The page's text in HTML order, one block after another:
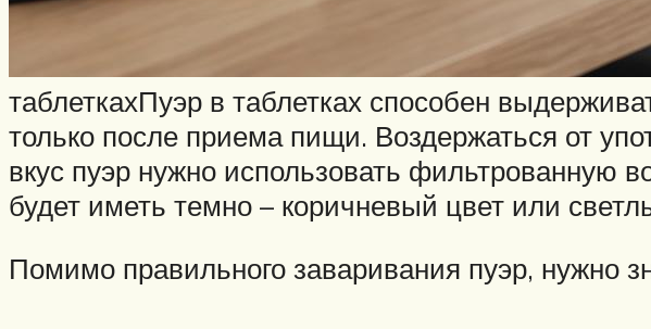
таблеткахПуэр в таблетках способен
только после приема пищи. Воздержаться от
вкус пуэр нужно использовать фильтрованную
будет иметь темно – коричневый цвет или
Помимо правильного заваривания пуэр, нужно